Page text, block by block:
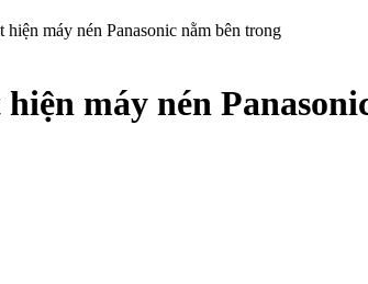
hiện máy nén Panasonic nằm bên trong
máy nén